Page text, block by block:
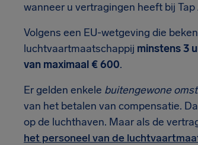
wanneer u vertragingen heeft bij Tap
Volgens een EU-wetgeving die
luchtvaartmaatschappij minstens 3
van maximaal € 600.
Er gelden enkele buitengewone
van het betalen van compensatie.
op de luchthaven. Maar als de
het personeel van de